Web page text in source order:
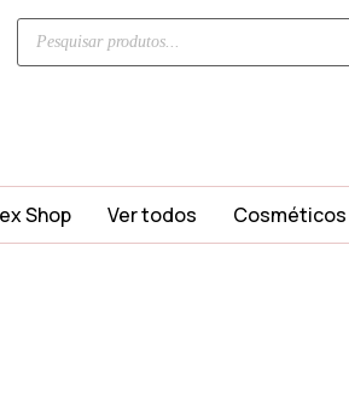
Shop Ver todos Cosméticos